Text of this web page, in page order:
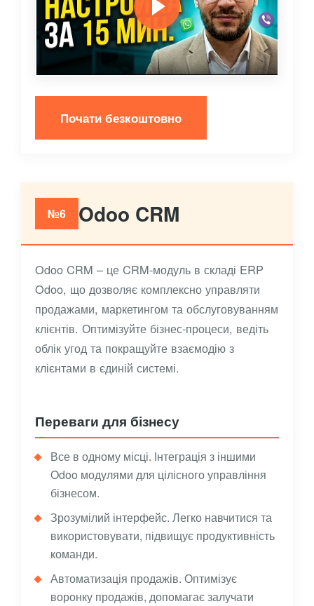
Почати безкоштовно
№6 Odoo CRM
Odoo CRM – це CRM-модуль в складі ERP
Odoo, що дозволяє комплексно управляти
продажами, маркетингом та обслуговуванням
клієнтів. Оптимізуйте бізнес-процеси, ведіть
облік угод та покращуйте взаємодію з
клієнтами в єдиній системі.
Переваги для бізнесу
Все в одному місці. Інтеграція з іншими
Odoo модулями для цілісного управління
бізнесом.
Зрозумілий інтерфейс. Легко навчитися та
використовувати, підвищує продуктивність
команди.
Автоматизація продажів. Оптимізує
воронку продажів, допомагає залучати